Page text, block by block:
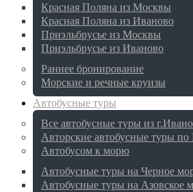
Красная Поляна из Москвы
Красная Поляна из Иваново
Приэльбрусье из Москвы
Приэльбрусье из Иваново
Раннее бронирование
Морские и речные круизы
Автобусные туры
Все автобусные туры из
Авторские автобусные туры по
Автобусом к морю
Автобусные туры на Черное
Автобусные туры на Азовское